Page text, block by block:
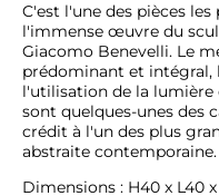
C'est l'une des pièces
l'immense œuvre du
Giacomo Benevelli. Le
prédominant et intégral,
l'utilisation de la
sont quelques-unes des
crédit à l'un des plus
abstraite contemporaine.
Dimensions : H40 x L40